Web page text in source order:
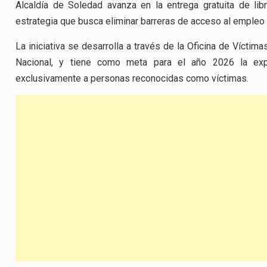
Alcaldía de Soledad avanza en la entrega gratuita de
estrategia que busca eliminar barreras de acceso al
La iniciativa se desarrolla a través de la Oficina de
Nacional, y tiene como meta para el año 2026 la
exclusivamente a personas reconocidas como víctimas.